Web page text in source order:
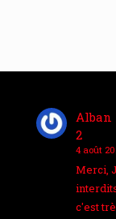
Alban
2
4 août
Merci,
c'est